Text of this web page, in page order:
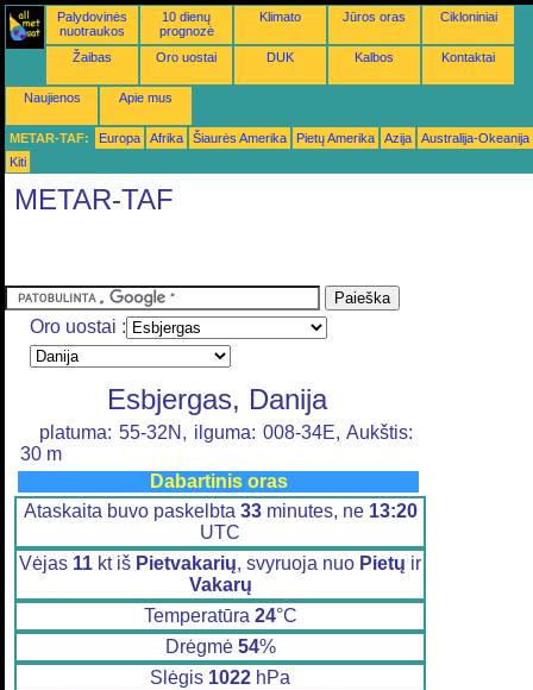
Palydovinės
nuotraukos
10 dienų
prognozė
Klimato Jūros oras Cikloniniai
Žaibas Oro uostai DUK Kalbos Kontaktai
Naujienos Apie mus
METAR-TAF: Europa Afrika Šiaurės Amerika Pietų Amerika Azija
Australija-Okeanija
Kiti
METAR-TAF
Oro uostai :
Esbjergas, Danija
platuma: 55-32N, ilguma: 008-34E, Aukštis:
30 m
Dabartinis oras
Ataskaita buvo paskelbta 33minutes, ne 13:20
UTC
Vėjas 11 kt iš Pietvakarių, svyruoja nuo Pietų ir
Vakarų
Temperatūra 24°C
Drėgmė 54%
Slėgis 1022 hPa